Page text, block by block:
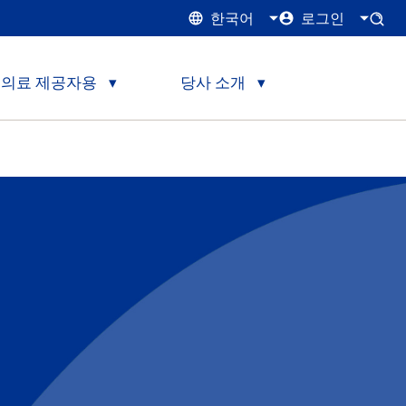
한국어 로그인
의료 제공자용 당사 소개